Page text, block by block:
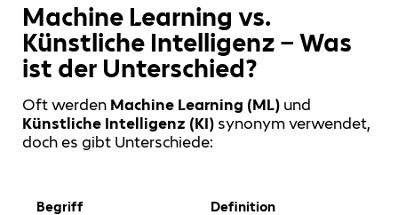
Machine Learning vs.
Künstliche Intelligenz – Was
ist der Unterschied?
Oft werden Machine Learning (ML) und
Künstliche Intelligenz (KI) synonym verwendet,
doch es gibt Unterschiede:
Begriff Definition